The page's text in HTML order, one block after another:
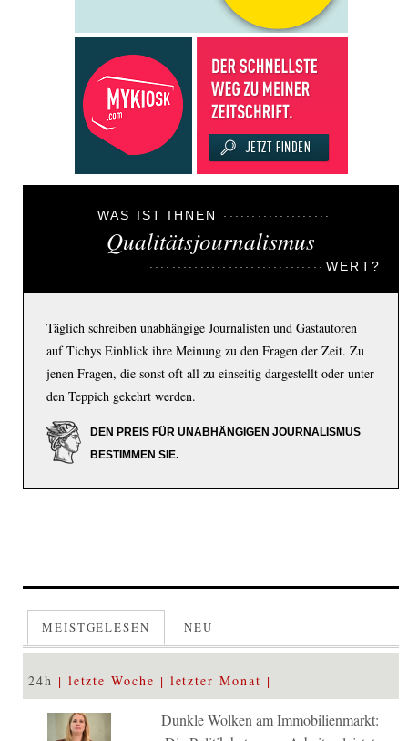
WAS IST IHNEN
Qualitätsjournalismus
WERT?
Täglich schreiben unabhängige Journalisten und Gastautoren
auf Tichys Einblick ihre Meinung zu den Fragen der Zeit. Zu
jenen Fragen, die sonst oft all zu einseitig dargestellt oder unter
den Teppich gekehrt werden.
DEN PREIS FÜR UNABHÄNGIGEN JOURNALISMUS
BESTIMMEN SIE.
MEISTGELESEN NEU
24h letzte Woche letzter Monat
Dunkle Wolken am Immobilienmarkt: